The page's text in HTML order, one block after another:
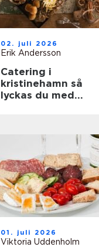
02. juli 2026
Erik Andersson
Catering i
kristinehamn så
lyckas du med
01. juli 2026
Viktoria Uddenholm